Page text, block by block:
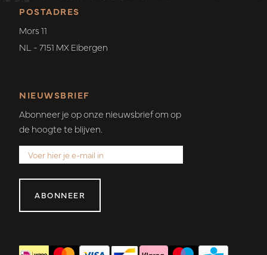
POSTADRES
Mors 11
NL - 7151 MX Eibergen
NIEUWSBRIEF
Abonneer je op onze nieuwsbrief om op
de hoogte te blijven.
ABONNEER